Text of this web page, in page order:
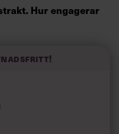
Hur engagerar
mönster. Hemma är
på när man går
Dessutom går alla
utbildning. För att
varje avdelning och